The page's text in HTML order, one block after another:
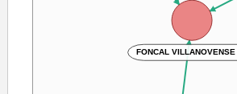
FONCAL VILLANOVENSE